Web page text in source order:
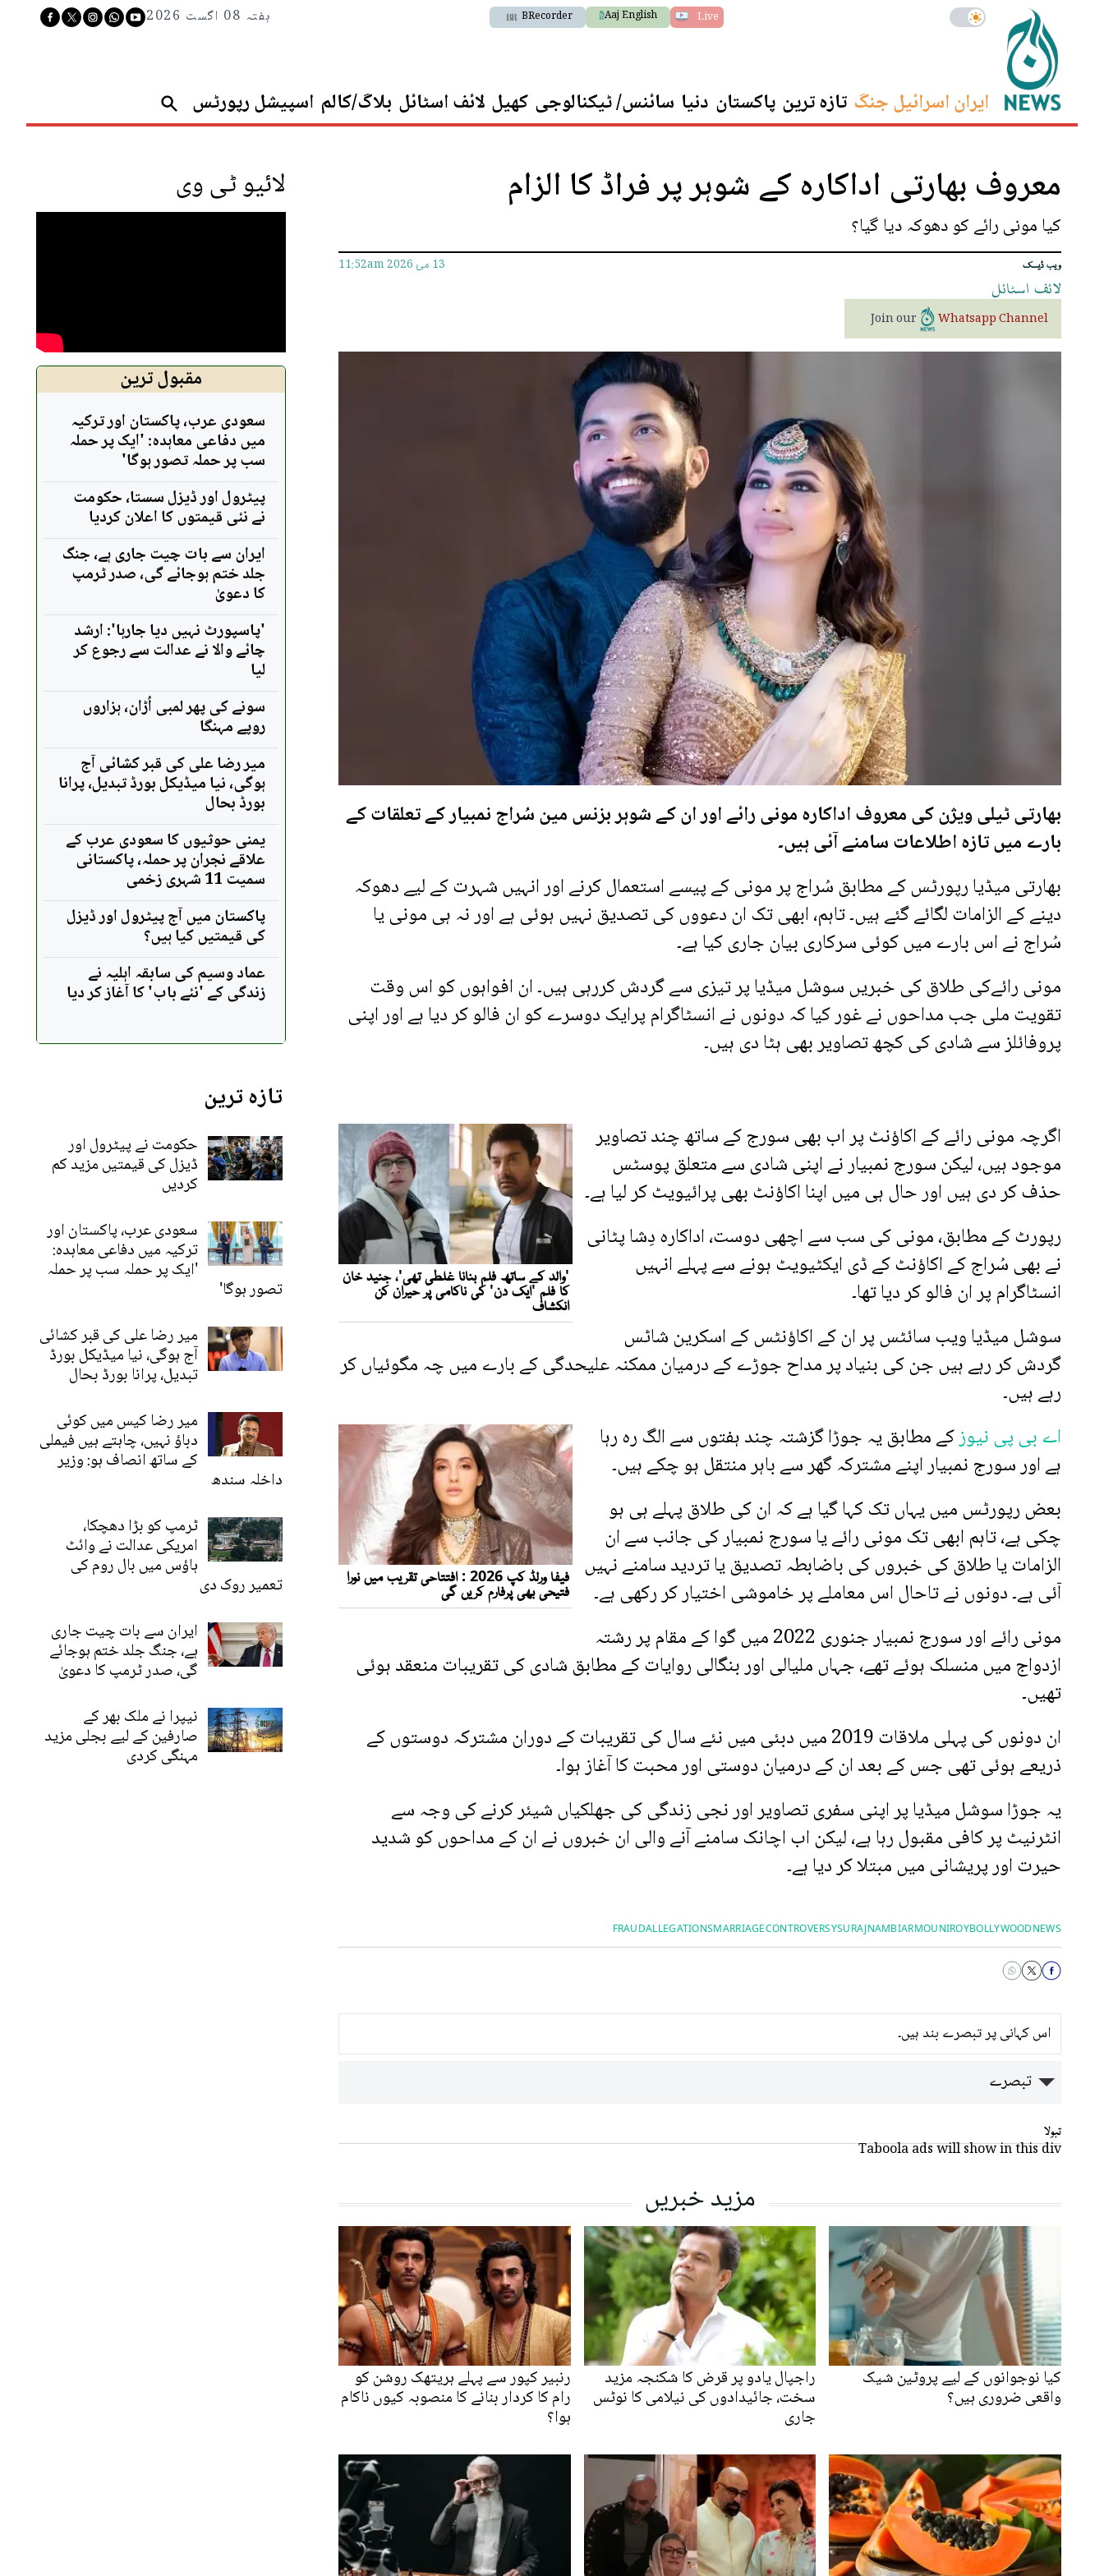
Live
Aaj English
BRecorder ہفتہ 08 اگست 2026
ایران اسرائیل جنگ تازہ ترین پاکستان دنیا سائنس/ ٹیکنالوجی کھیل لائف اسٹائل بلاگ/کالم اسپیشل رپورٹس
معروف بھارتی اداکارہ کے شوہر پر فراڈ کا الزام
کیا مونی رائے کو دھوکہ دیا گیا؟
ویب ڈیسک 13 مئ 2026 11:52am
لائف اسٹائل
Join our Whatsapp Channel
بھارتی ٹیلی ویژن کی معروف اداکارہ مونی رائے اور ان کے شوہر بزنس مین سُراج نمبیار کے تعلقات کے
بارے میں تازہ اطلاعات سامنے آئی ہیں۔
بھارتی میڈیا رپورٹس کے مطابق سُراج پر مونی کے پیسے استعمال کرنے اور انہیں شہرت کے لیے دھوکہ
دینے کے الزامات لگائے گئے ہیں۔ تاہم، ابھی تک ان دعووں کی تصدیق نہیں ہوئی ہے اور نہ ہی مونی یا
سُراج نے اس بارے میں کوئی سرکاری بیان جاری کیا ہے۔
مونی رائےکی طلاق کی خبریں سوشل میڈیا پر تیزی سے گردش کررہی ہیں۔ ان افواہوں کو اس وقت
تقویت ملی جب مداحوں نے غور کیا کہ دونوں نے انسٹاگرام پرایک دوسرے کو ان فالو کر دیا ہے اور اپنی
پروفائلز سے شادی کی کچھ تصاویر بھی ہٹا دی ہیں۔
اگرچہ مونی رائے کے اکاؤنٹ پر اب بھی سورج کے ساتھ چند تصاویر
موجود ہیں، لیکن سورج نمبیار نے اپنی شادی سے متعلق پوسٹس
حذف کر دی ہیں اور حال ہی میں اپنا اکاؤنٹ بھی پرائیویٹ کر لیا ہے۔
رپورٹ کے مطابق، مونی کی سب سے اچھی دوست، اداکارہ دِشا پٹانی
نے بھی سُراج کے اکاؤنٹ کے ڈی ایکٹیویٹ ہونے سے پہلے انہیں
انسٹاگرام پر ان فالو کر دیا تھا۔
سوشل میڈیا ویب سائٹس پر ان کے اکاؤنٹس کے اسکرین شاٹس
گردش کر رہے ہیں جن کی بنیاد پر مداح جوڑے کے درمیان ممکنہ علیحدگی کے بارے میں چہ مگوئیاں کر
رہے ہیں۔
اے بی پی نیوزکے مطابق یہ جوڑا گزشتہ چند ہفتوں سے الگ رہ رہا
ہے اور سورج نمبیار اپنے مشترکہ گھر سے باہر منتقل ہو چکے ہیں۔
بعض رپورٹس میں یہاں تک کہا گیا ہے کہ ان کی طلاق پہلے ہی ہو
چکی ہے، تاہم ابھی تک مونی رائے یا سورج نمبیار کی جانب سے ان
الزامات یا طلاق کی خبروں کی باضابطہ تصدیق یا تردید سامنے نہیں
آئی ہے۔ دونوں نے تاحال اس معاملے پر خاموشی اختیار کر رکھی ہے۔
مونی رائے اور سورج نمبیار جنوری 2022 میں گوا کے مقام پر رشتہ
ازدواج میں منسلک ہوئے تھے، جہاں ملیالی اور بنگالی روایات کے مطابق شادی کی تقریبات منعقد ہوئی
تھیں۔
ان دونوں کی پہلی ملاقات 2019 میں دبئی میں نئے سال کی تقریبات کے دوران مشترکہ دوستوں کے
ذریعے ہوئی تھی جس کے بعد ان کے درمیان دوستی اور محبت کا آغاز ہوا۔
یہ جوڑا سوشل میڈیا پر اپنی سفری تصاویر اور نجی زندگی کی جھلکیاں شیئر کرنے کی وجہ سے
انٹرنیٹ پر کافی مقبول رہا ہے، لیکن اب اچانک سامنے آنے والی ان خبروں نے ان کے مداحوں کو شدید
حیرت اور پریشانی میں مبتلا کر دیا ہے۔
BOLLYWOODNEWS
MOUNIROY
SURAJNAMBIAR
MARRIAGECONTROVERSY
FRAUDALLEGATIONS
اس کہانی پر تبصرے بند ہیں۔
تبصرے
تبولا
Taboola ads will show in this div
مزید خبریں
کیا نوجوانوں کے لیے پروٹین شیک
واقعی ضروری ہیں؟
راجپال یادو پر قرض کا شکنجہ مزید
سخت، جائیدادوں کی نیلامی کا نوٹس
جاری
رنبیر کپور سے پہلے ہریتھک روشن کو
رام کا کردار بنانے کا منصوبہ کیوں ناکام
ہوا؟
لائیو ٹی وی
مقبول ترین
سعودی عرب، پاکستان اور ترکیہ
میں دفاعی معاہدہ: 'ایک پر حملہ
سب پر حملہ تصور ہوگا'
پیٹرول اور ڈیزل سستا، حکومت
نے نئی قیمتوں کا اعلان کردیا
ایران سے بات چیت جاری ہے، جنگ
جلد ختم ہوجائے گی، صدر ٹرمپ
کا دعویٰ
'پاسپورٹ نہیں دیا جارہا': ارشد
چائے والا نے عدالت سے رجوع کر
لیا
سونے کی پھر لمبی اُڑان، ہزاروں
روپے مہنگا
میر رضا علی کی قبر کشائی آج
ہوگی، نیا میڈیکل بورڈ تبدیل، پرانا
بورڈ بحال
یمنی حوثیوں کا سعودی عرب کے
علاقے نجران پر حملہ، پاکستانی
سمیت 11 شہری زخمی
پاکستان میں آج پیٹرول اور ڈیزل
کی قیمتیں کیا ہیں؟
عماد وسیم کی سابقہ اہلیہ نے
زندگی کے 'نئے باب' کا آغاز کر دیا
تازہ ترین
حکومت نے پیٹرول اور
ڈیزل کی قیمتیں مزید کم
کردیں
سعودی عرب، پاکستان اور
ترکیہ میں دفاعی معاہدہ:
'ایک پر حملہ سب پر حملہ
تصور ہوگا'
میر رضا علی کی قبر کشائی
آج ہوگی، نیا میڈیکل بورڈ
تبدیل، پرانا بورڈ بحال
میر رضا کیس میں کوئی
دباؤ نہیں، چاہتے ہیں فیملی
کے ساتھ انصاف ہو: وزیر
داخلہ سندھ
ٹرمپ کو بڑا دھچکا،
امریکی عدالت نے وائٹ
ہاؤس میں بال روم کی
تعمیر روک دی
ایران سے بات چیت جاری
ہے، جنگ جلد ختم ہوجائے
گی، صدر ٹرمپ کا دعویٰ
نیپرا نے ملک بھر کے
صارفین کے لیے بجلی مزید
مہنگی کردی